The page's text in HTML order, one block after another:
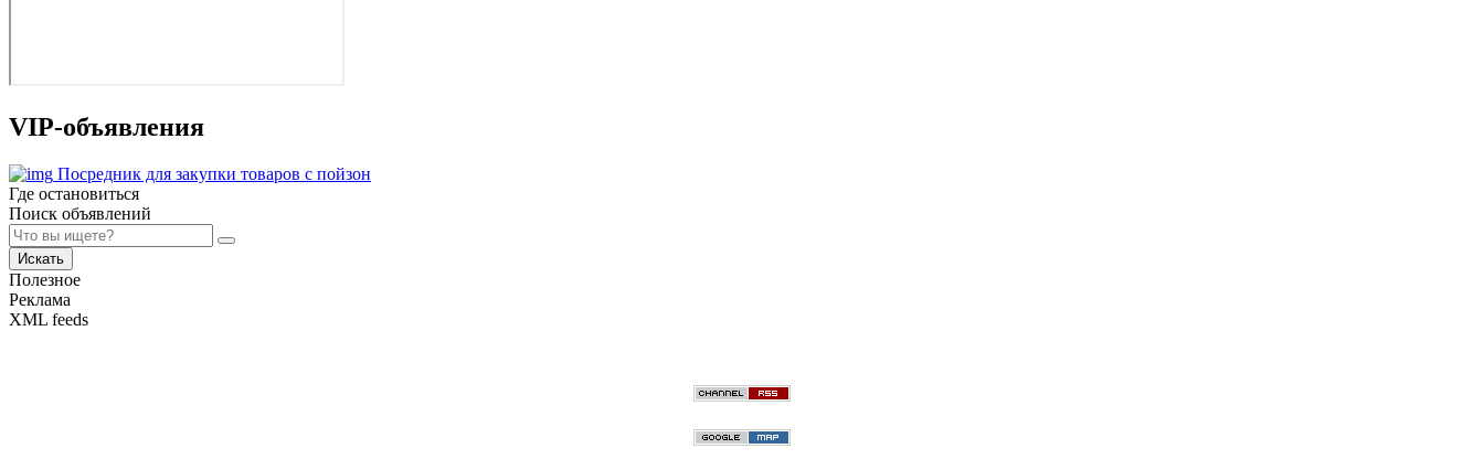
VIP-объявления
Посредник для закупки товаров с пойзон
Где остановиться
Поиск объявлений
Искать
Полезное
Реклама
XML feeds